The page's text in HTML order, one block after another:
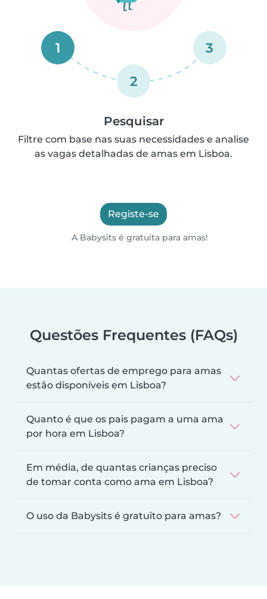
1
2
3
Pesquisar
Filtre com base nas suas necessidades e analise
as vagas detalhadas de amas em Lisboa.
Registe-se
A Babysits é gratuita para amas!
Questões Frequentes (FAQs)
Quantas ofertas de emprego para amas
estão disponíveis em Lisboa?
Quanto é que os pais pagam a uma ama
por hora em Lisboa?
Em média, de quantas crianças preciso
de tomar conta como ama em Lisboa?
O uso da Babysits é gratuito para amas?